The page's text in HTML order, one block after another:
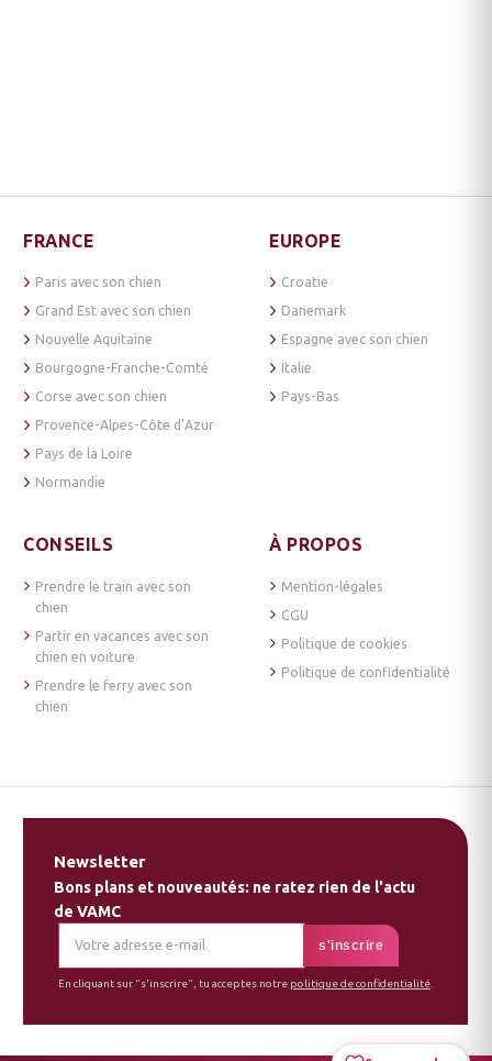
FRANCE
Paris avec son chien
Grand Est avec son chien
Nouvelle Aquitaine
Bourgogne-Franche-Comté
Corse avec son chien
Provence-Alpes-Côte d’Azur
Pays de la Loire
Normandie
EUROPE
Croatie
Danemark
Espagne avec son chien
Italie
Pays-Bas
CONSEILS
Prendre le train avec son
chien
Partir en vacances avec son
chien en voiture
Prendre le ferry avec son
chien
À PROPOS
Mention-légales
CGU
Politique de cookies
Politique de confidentialité
Newsletter
Bons plans et nouveautés: ne ratez rien de l'actu
de VAMC
En cliquant sur "s'inscrire", tu acceptes notre politique de confidentialité